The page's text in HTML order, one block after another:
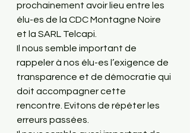
prochainement avoir lieu entre les
élu-es de la CDC Montagne Noire
et la SARL Telcapi.
Il nous semble important de
rappeler à nos élu-es l’exigence de
transparence et de démocratie qui
doit accompagner cette
rencontre. Evitons de répéter les
erreurs passées.